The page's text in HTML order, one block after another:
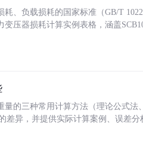
、负载损耗的国家标准（GB/T
压器损耗计算实例表格，涵盖
量的三种常用计算方法（理论公式
差异，并提供实际计算案例、误差